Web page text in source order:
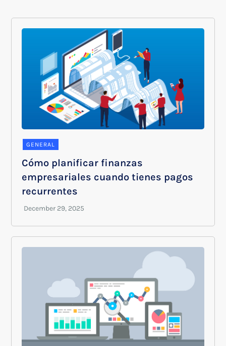
GENERAL
Cómo planificar finanzas
empresariales cuando tienes pagos
recurrentes